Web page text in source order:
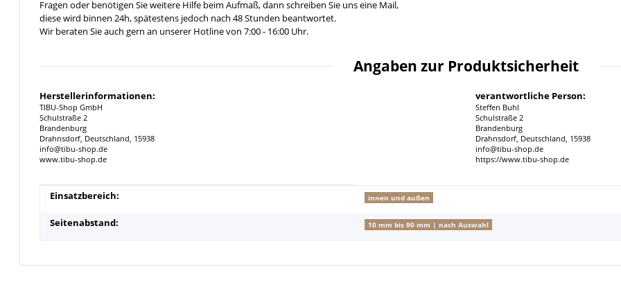
Fragen oder benötigen Sie weitere Hilfe beim Aufmaß, dann schreiben Sie uns eine Mail,
diese wird binnen 24h, spätestens jedoch nach 48 Stunden beantwortet.
Wir beraten Sie auch gern an unserer Hotline von 7:00 - 16:00 Uhr.
Angaben zur Produktsicherheit
Herstellerinformationen:
TIBU-Shop GmbH
Schulstraße 2
Brandenburg
Drahnsdorf, Deutschland, 15938
info@tibu-shop.de
www.tibu-shop.de
verantwortliche Person:
Steffen Buhl
Schulstraße 2
Brandenburg
Drahnsdorf, Deutschland, 15938
info@tibu-shop.de
https://www.tibu-shop.de
Produkteigenschaft
Wert
Einsatzbereich: innen und außen
Seitenabstand: 10 mm bis 90 mm | nach Auswahl